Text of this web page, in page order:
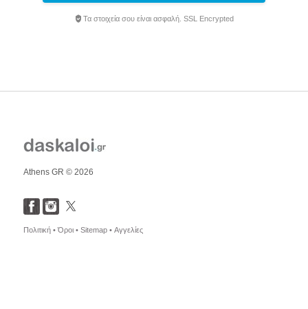
Τα στοιχεία σου είναι ασφαλή. SSL Encrypted
Athens GR © 2026
Πολιτική •Όροι • Sitemap • Αγγελίες